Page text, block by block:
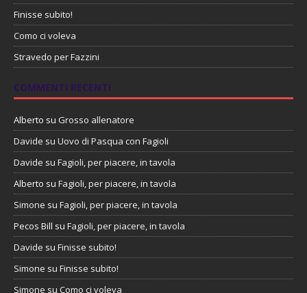
Finisse subito!
Como ci voleva
Stravedo per Fazzini
COMMENTI RECENTI
Alberto su Grosso allenatore
Davide su Uovo di Pasqua con Fagioli
Davide su Fagioli, per piacere, in tavola
Alberto su Fagioli, per piacere, in tavola
Simone su Fagioli, per piacere, in tavola
Pecos Bill su Fagioli, per piacere, in tavola
Davide su Finisse subito!
Simone su Finisse subito!
Simone su Como ci voleva